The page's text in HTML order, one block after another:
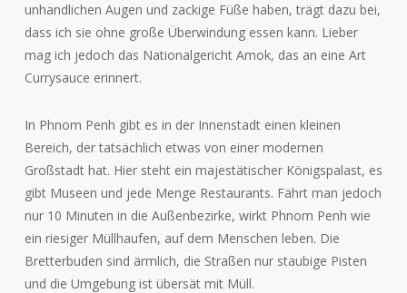
unhandlichen Augen und zackige Füße haben, trägt dazu bei,
dass ich sie ohne große Überwindung essen kann. Lieber
mag ich jedoch das Nationalgericht Amok, das an eine Art
Currysauce erinnert.
In Phnom Penh gibt es in der Innenstadt einen kleinen
Bereich, der tatsächlich etwas von einer modernen
Großstadt hat. Hier steht ein majestätischer Königspalast, es
gibt Museen und jede Menge Restaurants. Fährt man jedoch
nur 10 Minuten in die Außenbezirke, wirkt Phnom Penh wie
ein riesiger Müllhaufen, auf dem Menschen leben. Die
Bretterbuden sind ärmlich, die Straßen nur staubige Pisten
und die Umgebung ist übersät mit Müll.